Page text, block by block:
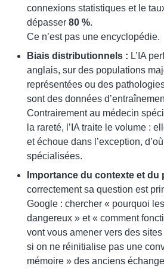
connexions statistiques et le
dépasser 80 %.
Ce n’est pas une encyclopédie.
Biais distributionnels : L’IA
anglais, sur des populations
représentées ou des
sont des données
Contrairement au médecin
la rareté, l’IA traite le volume :
et échoue dans l’exception,
spécialisées.
Importance du contexte et du
correctement sa question est
Google : chercher « pourquoi
dangereux » et « comment
vont vous amener vers des
si on ne réinitialise pas une
mémoire » des anciens